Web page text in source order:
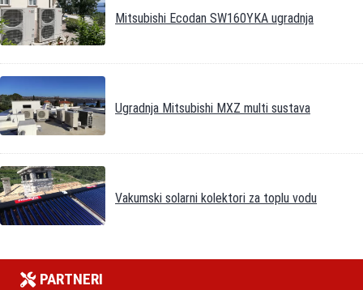
Mitsubishi Ecodan SW160YKA ugradnja
Ugradnja Mitsubishi MXZ multi sustava
Vakumski solarni kolektori za toplu vodu
PARTNERI